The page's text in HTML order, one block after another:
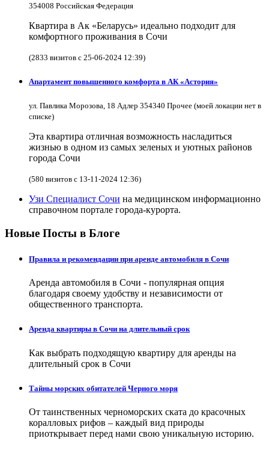
354008 Российская Федерация
Квартира в Ак «Беларусь» идеально подходит для
комфортного проживания в Сочи
(2833 визитов с 25-06-2024 12:39)
Апартамент повышенного комфорта в АК «Астория»
ул. Павлика Морозова, 18 Адлер 354340 Прочее (моей локации нет в
списке)
Эта квартира отличная возможность насладиться
жизнью в одном из самых зеленых и уютных районов
города Сочи
(580 визитов с 13-11-2024 12:36)
Узи Специалист Сочи на медицинском информационно
справочном портале города-курорта.
Новые Посты в Блоге
Правила и рекомендации при аренде автомобиля в Сочи
Аренда автомобиля в Сочи - популярная опция
благодаря своему удобству и независимости от
общественного транспорта.
Аренда квартиры в Сочи на длительный срок
Как выбрать подходящую квартиру для аренды на
длительный срок в Сочи
Тайны морских обитателей Черного моря
От таинственных черноморских ската до красочных
коралловых рифов – каждый вид природы
приоткрывает перед нами свою уникальную историю.